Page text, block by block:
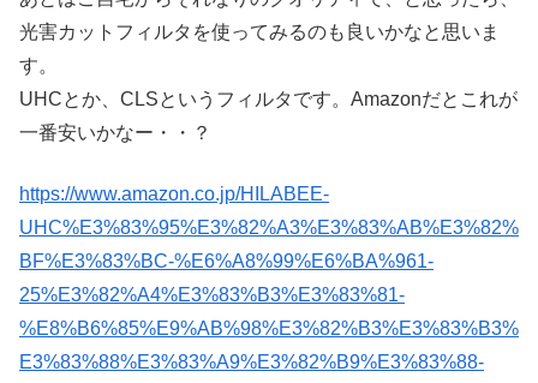
光害カットフィルタを使ってみるのも良いかなと思いま
す。
UHCとか、CLSというフィルタです。Amazonだとこれが
一番安いかなー・・？
https://www.amazon.co.jp/HILABEE-
UHC%E3%83%95%E3%82%A3%E3%83%AB%E3%82%
BF%E3%83%BC-%E6%A8%99%E6%BA%961-
25%E3%82%A4%E3%83%B3%E3%83%81-
%E8%B6%85%E9%AB%98%E3%82%B3%E3%83%B3%
E3%83%88%E3%83%A9%E3%82%B9%E3%83%88-